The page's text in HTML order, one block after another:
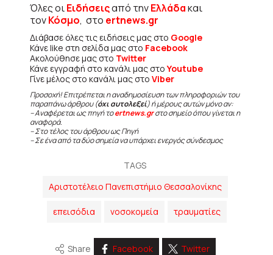
Όλες οιΕιδήσειςαπό τηνΕλλάδακαι
τονΚόσμο, στο ertnews.gr
Διάβασε όλες τις ειδήσεις μας στο Google
Κάνε like στη σελίδα μας στο Facebook
Ακολούθησε μας στο Twitter
Κάνε εγγραφή στο κανάλι μας στοYoutube
Γίνε μέλος στο κανάλι μας στο Viber
Προσοχή! Επιτρέπεται η αναδημοσίευση των πληροφοριών του
παραπάνω άρθρου (όχι αυτολεξεί) ή μέρους αυτών μόνο αν:
– Αναφέρεται ως πηγή τοertnews.grστο σημείο όπου γίνεται η
αναφορά.
– Στο τέλος του άρθρου ως Πηγή
– Σε ένα από τα δύο σημεία να υπάρχει ενεργός σύνδεσμος
TAGS
Αριστοτέλειο Πανεπιστήμιο Θεσσαλονίκης
επεισόδια νοσοκομεία τραυματίες
Share Facebook Twitter